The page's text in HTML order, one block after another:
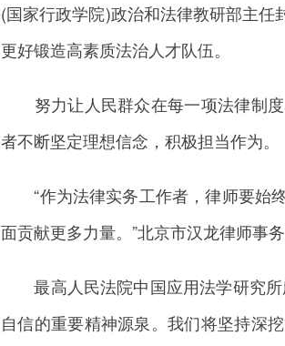
(国家行政学院)政治和法律教研部主任
更好锻造高素质法治人才队伍。
努力让人民群众在每一项法律制度
者不断坚定理想信念，积极担当作为。
“作为法律实务工作者，律师要始
面贡献更多力量。”北京市汉龙律师事务
最高人民法院中国应用法学研究所
自信的重要精神源泉。我们将坚持深